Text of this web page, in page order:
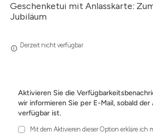
Geschenketui mit Anlasskarte:
Jubiläum
Derzeit nicht verfügbar
Aktivieren Sie die
wir informieren Sie per E-Mail, sobald
verfügbar ist.
Mit dem Aktivieren dieser Option erkläre ich